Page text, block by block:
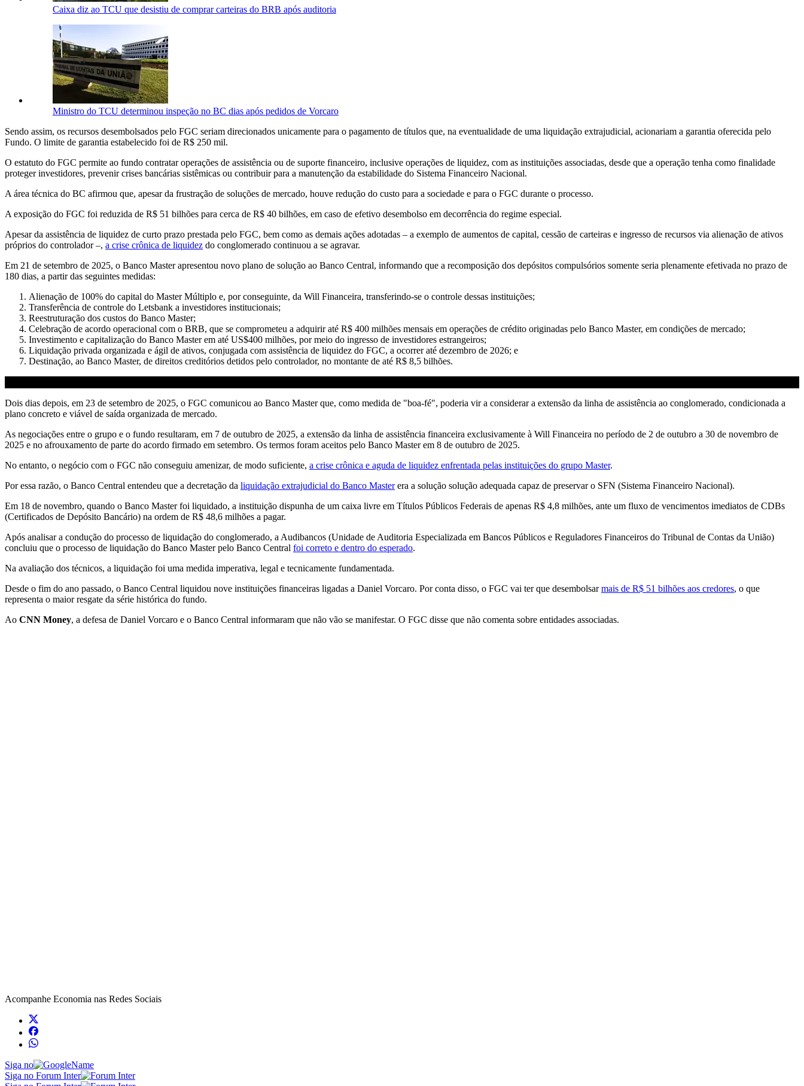
Caixa diz ao TCU que desistiu de comprar carteiras do BRB após auditoria
Ministro do TCU determinou inspeção no BC dias após pedidos de Vorcaro
Sendo assim, os recursos desembolsados pelo FGC seriam direcionados unicamente para o pagamento de títulos que, na eventualidade de uma liquidação extrajudicial, acionariam a garantia oferecida pelo
Fundo. O limite de garantia estabelecido foi de R$ 250 mil.
O estatuto do FGC permite ao fundo contratar operações de assistência ou de suporte financeiro, inclusive operações de liquidez, com as instituições associadas, desde que a operação tenha como finalidade
proteger investidores, prevenir crises bancárias sistêmicas ou contribuir para a manutenção da estabilidade do Sistema Financeiro Nacional.
A área técnica do BC afirmou que, apesar da frustração de soluções de mercado, houve redução do custo para a sociedade e para o FGC durante o processo.
A exposição do FGC foi reduzida de R$ 51 bilhões para cerca de R$ 40 bilhões, em caso de efetivo desembolso em decorrência do regime especial.
Apesar da assistência de liquidez de curto prazo prestada pelo FGC, bem como as demais ações adotadas – a exemplo de aumentos de capital, cessão de carteiras e ingresso de recursos via alienação de ativos
próprios do controlador –, a crise crônica de liquidez do conglomerado continuou a se agravar.
Em 21 de setembro de 2025, o Banco Master apresentou novo plano de solução ao Banco Central, informando que a recomposição dos depósitos compulsórios somente seria plenamente efetivada no prazo de
180 dias, a partir das seguintes medidas:
Alienação de 100% do capital do Master Múltiplo e, por conseguinte, da Will Financeira, transferindo-se o controle dessas instituições;
Transferência de controle do Letsbank a investidores institucionais;
Reestruturação dos custos do Banco Master;
Celebração de acordo operacional com o BRB, que se comprometeu a adquirir até R$ 400 milhões mensais em operações de crédito originadas pelo Banco Master, em condições de mercado;
Investimento e capitalização do Banco Master em até US$400 milhões, por meio do ingresso de investidores estrangeiros;
Liquidação privada organizada e ágil de ativos, conjugada com assistência de liquidez do FGC, a ocorrer até dezembro de 2026; e
Destinação, ao Banco Master, de direitos creditórios detidos pelo controlador, no montante de até R$ 8,5 bilhões.
Dois dias depois, em 23 de setembro de 2025, o FGC comunicou ao Banco Master que, como medida de "boa-fé", poderia vir a considerar a extensão da linha de assistência ao conglomerado, condicionada a
plano concreto e viável de saída organizada de mercado.
As negociações entre o grupo e o fundo resultaram, em 7 de outubro de 2025, a extensão da linha de assistência financeira exclusivamente à Will Financeira no período de 2 de outubro a 30 de novembro de
2025 e no afrouxamento de parte do acordo firmado em setembro. Os termos foram aceitos pelo Banco Master em 8 de outubro de 2025.
No entanto, o negócio com o FGC não conseguiu amenizar, de modo suficiente, a crise crônica e aguda de liquidez enfrentada pelas instituições do grupo Master.
Por essa razão, o Banco Central entendeu que a decretação da liquidação extrajudicial do Banco Masterera a solução solução adequada capaz de preservar o SFN (Sistema Financeiro Nacional).
Em 18 de novembro, quando o Banco Master foi liquidado, a instituição dispunha de um caixa livre em Títulos Públicos Federais de apenas R$ 4,8 milhões, ante um fluxo de vencimentos imediatos de CDBs
(Certificados de Depósito Bancário) na ordem de R$ 48,6 milhões a pagar.
Após analisar a condução do processo de liquidação do conglomerado, a Audibancos (Unidade de Auditoria Especializada em Bancos Públicos e Reguladores Financeiros do Tribunal de Contas da União)
concluiu que o processo de liquidação do Banco Master pelo Banco Central foi correto e dentro do esperado.
Na avaliação dos técnicos, a liquidação foi uma medida imperativa, legal e tecnicamente fundamentada.
Desde o fim do ano passado, o Banco Central liquidou nove instituições financeiras ligadas a Daniel Vorcaro. Por conta disso, o FGC vai ter que desembolsarmais de R$ 51 bilhões aos credores, o que
representa o maior resgate da série histórica do fundo.
Ao CNN Money, a defesa de Daniel Vorcaro e o Banco Central informaram que não vão se manifestar. O FGC disse que não comenta sobre entidades associadas.
Acompanhe Economia nas Redes Sociais
Siga no
Siga no Forum Inter